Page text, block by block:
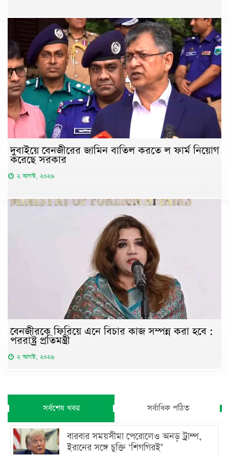
দুবাইয়ে বেনজীরের জামিন বাতিল করতে ল ফার্ম নিয়োগ
করেছে সরকার
২ আগস্ট, ২০২৬
বেনজীরকে ফিরিয়ে এনে বিচার কাজ সম্পন্ন করা হবে :
পররাষ্ট্র প্রতিমন্ত্রী
২ আগস্ট, ২০২৬
সর্বশেষ খবর সর্বাধিক পঠিত
বারবার সময়সীমা পেরোলেও অনড় ট্রাম্প,
ইরানের সঙ্গে চুক্তি ‘শিগগিরই’